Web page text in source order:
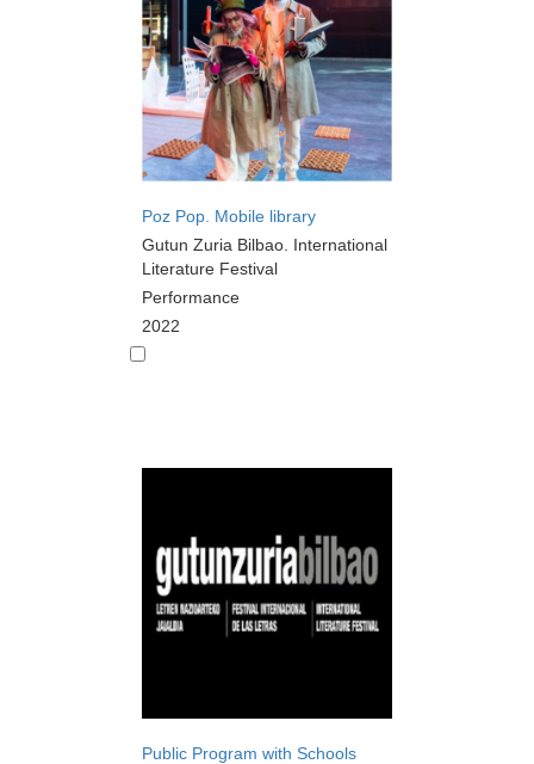
Poz Pop. Mobile library
Gutun Zuria Bilbao. International
Literature Festival
Performance
2022
Public Program with Schools